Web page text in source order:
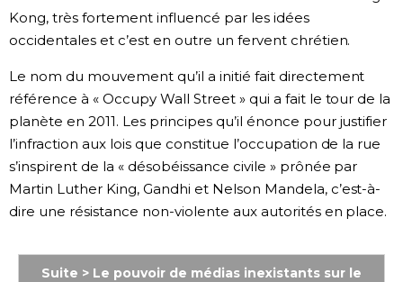
Kong, très fortement influencé par les idées
occidentales et c’est en outre un fervent chrétien.
Le nom du mouvement qu’il a initié fait directement
référence à « Occupy Wall Street » qui a fait le tour de la
planète en 2011. Les principes qu’il énonce pour justifier
l’infraction aux lois que constitue l’occupation de la rue
s’inspirent de la « désobéissance civile » prônée par
Martin Luther King, Gandhi et Nelson Mandela, c’est-à-
dire une résistance non-violente aux autorités en place.
Suite > Le pouvoir de médias inexistants sur le